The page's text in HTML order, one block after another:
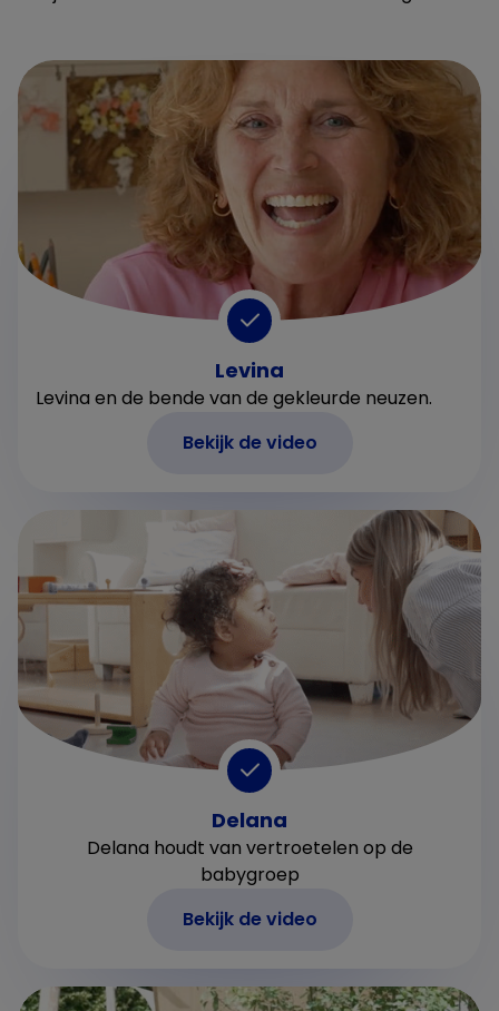
Levina
Levina en de bende van de gekleurde neuzen.
Bekijk de video
Delana
Delana houdt van vertroetelen op de
babygroep
Bekijk de video